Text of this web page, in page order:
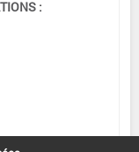
: